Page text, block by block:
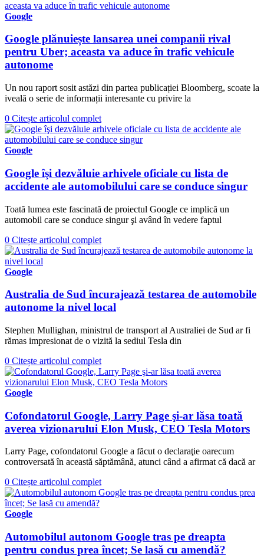
Google
Google plănuiește lansarea unei companii rival
pentru Uber; aceasta va aduce în trafic vehicule
autonome
Un nou raport sosit astăzi din partea publicației Bloomberg, scoate la
iveală o serie de informații interesante cu privire la
0 Citește articolul complet
Google
Google îşi dezvăluie arhivele oficiale cu lista de
accidente ale automobilului care se conduce singur
Toată lumea este fascinată de proiectul Google ce implică un
automobil care se conduce singur şi având în vedere faptul
0 Citește articolul complet
Google
Australia de Sud încurajează testarea de automobile
autonome la nivel local
Stephen Mullighan, ministrul de transport al Australiei de Sud ar fi
rămas impresionat de o vizită la sediul Tesla din
0 Citește articolul complet
Google
Cofondatorul Google, Larry Page şi-ar lăsa toată
averea vizionarului Elon Musk, CEO Tesla Motors
Larry Page, cofondatorul Google a făcut o declaraţie oarecum
controversată în această săptămână, atunci când a afirmat că dacă ar
0 Citește articolul complet
Google
Automobilul autonom Google tras pe dreapta
pentru condus prea încet; Se lasă cu amendă?